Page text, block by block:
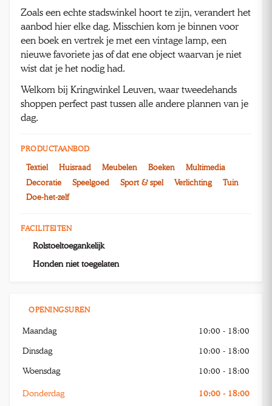
Zoals een echte stadswinkel hoort te zijn, verandert het
aanbod hier elke dag. Misschien kom je binnen voor
een boek en vertrek je met een vintage lamp, een
nieuwe favoriete jas of dat ene object waarvan je niet
wist dat je het nodig had.
Welkom bij Kringwinkel Leuven, waar tweedehands
shoppen perfect past tussen alle andere plannen van je
dag.
PRODUCTAANBOD
Textiel Huisraad Meubelen Boeken
Multimedia
Decoratie
Speelgoed Sport & spel Verlichting
Tuin
Doe-het-zelf
FACILITEITEN
Rolstoeltoegankelijk
Honden niet toegelaten
OPENINGSUREN
Maandag 10:00 - 18:00
Dinsdag 10:00 - 18:00
Woensdag 10:00 - 18:00
Donderdag 10:00 - 18:00